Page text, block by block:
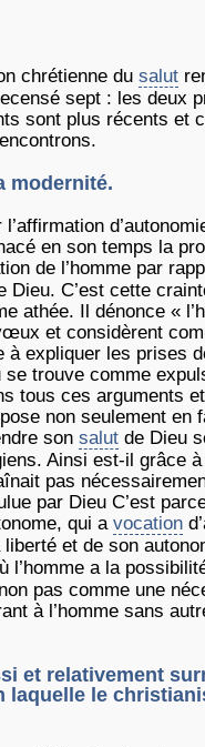
chrétienne du salut
sept : les deux
sont plus récents et
modernité.
en son temps la
de l’homme par
C’est cette
athée. Il dénonce «
et considèrent
à expliquer les prises
trouve comme
tous ces arguments
non seulement en
son salut de Dieu
Ainsi est-il grâce
pas
par Dieu C’est
qui a vocation
et de son
l’homme a la
pas comme une
à l’homme sans
et relativement
le